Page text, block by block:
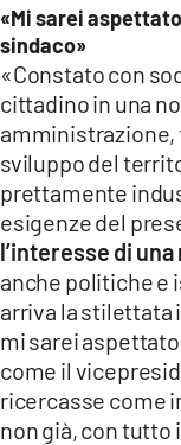
«Mi sarei
sindaco»
«Constato con
cittadino in una
amministrazione,
sviluppo del
prettamente
esigenze del
l’interesse di
anche politiche e
arriva la
mi sarei
come il
ricercasse come
non già, con tutto